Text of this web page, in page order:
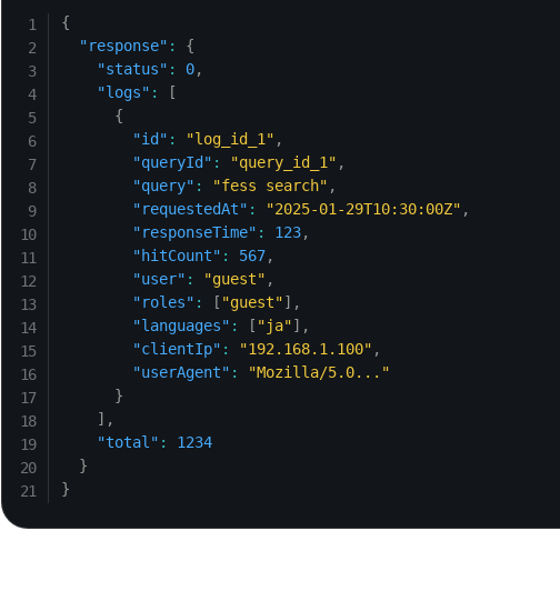
{
"response" :
{
"status" : 0,
"logs" :
[
{
"id" : "log_id_1" ,
"queryId" : "query_id_1" ,
"query" : "fess search" ,
"requestedAt" : "2025-01-29T10:30:00Z" ,
"responseTime" : 123,
"hitCount" : 567,
"user" : "guest" ,
"roles" : [ "guest"] ,
"languages" : [ "ja"] ,
"clientIp" : "192.168.1.100" ,
"userAgent" :
"Mozilla/5.0..."
}
] ,
"total" :
1234
}
}